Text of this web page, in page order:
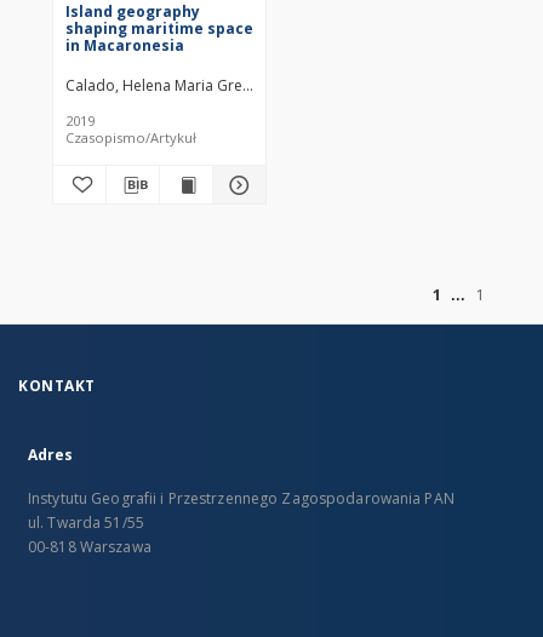
Island geography
shaping maritime space
in Macaronesia
Calado, Helena Maria Gregório Pina
2019
Czasopismo/Artykuł
1
1
KONTAKT
Adres
Instytutu Geografii i Przestrzennego Zagospodarowania PAN
ul. Twarda 51/55
00-818 Warszawa